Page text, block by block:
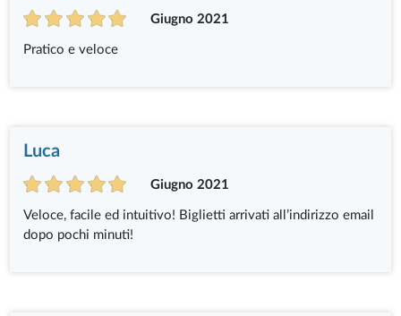
Giugno 2021
Pratico e veloce
Luca
Giugno 2021
Veloce, facile ed intuitivo! Biglietti arrivati all’indirizzo email
dopo pochi minuti!